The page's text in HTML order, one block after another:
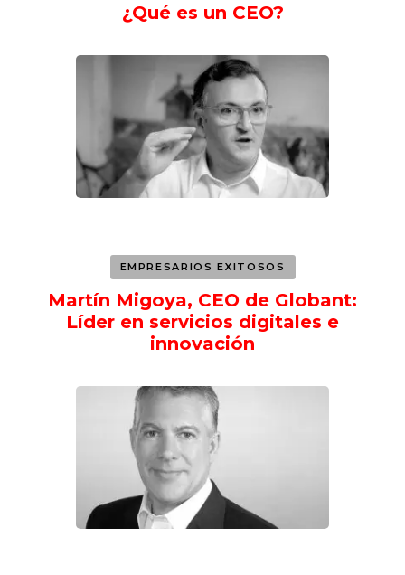
¿Qué es un CEO?
EMPRESARIOS EXITOSOS
Martín Migoya, CEO de Globant:
Líder en servicios digitales e
innovación